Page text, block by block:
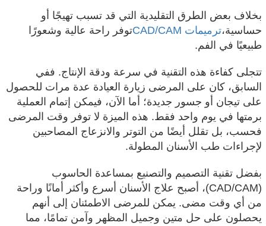
بخلاف بعض الطرق التقليدية التي قد تسبب تهيجًا أو
حساسية،ترميمات CAD/CAM
توفر راحة عالية وشعورًا
طبيعيًا في الفم.
تتجلى كفاءة هذه التقنية في سرعة ودقة الإنتاج. ففي
السابق، كان على المرضى زيارة العيادة عدة مرات للحصول
على تيجان أو جسور جديدة؛ أما الآن، فيمكن إتمام العملية
برمتها في يوم واحد فقط. هذه الميزة لا توفر وقت المرضى
فحسب، بل تقلل أيضًا من التوتر والانزعاج المصاحبين
لإجراءات طب الأسنان المطولة.
بفضل تقنية التصميم والتصنيع بمساعدة الحاسوب
(CAD/CAM)، أصبح علاج الأسنان أسرع وأكثر أمانًا وراحة
من أي وقت مضى. يمكن للمرضى الاطمئنان إلى أنهم
يحصلون على حل متين وجميل المظهر وآمن تمامًا، مما